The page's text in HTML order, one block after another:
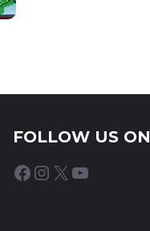
FOLLOW US ON
Facebook Instagram X YouTube